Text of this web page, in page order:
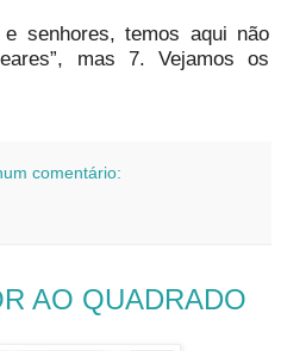
senhores, temos aqui não
mas 7. Vejamos os
comentário:
AO QUADRADO